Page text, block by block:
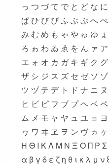
っ つ づ て で と ど な
ぱ ひ び ぴ ふ ぶ ぷ へ
み む め も ゃ や ゅ ゆ
ろ ゎ わ ゐ ゑ を ん ァ
エ ォ オ カ ガ キ ギ ク
ザ シ ジ ス ズ セ ゼ ソ
ツ ヅ テ デ ト ド ナ ニ
ヒ ビ ピ フ ブ プ ヘ ベ
ム メ モ ャ ヤ ュ ユ ョ
ヮ ワ ヰ ヱ ヲ ン ヴ ヵ
Η Θ Ι Κ Λ Μ Ν Ξ Ο Π Ρ
α β γ δ ε ζ η θ ι κ λ μ ν